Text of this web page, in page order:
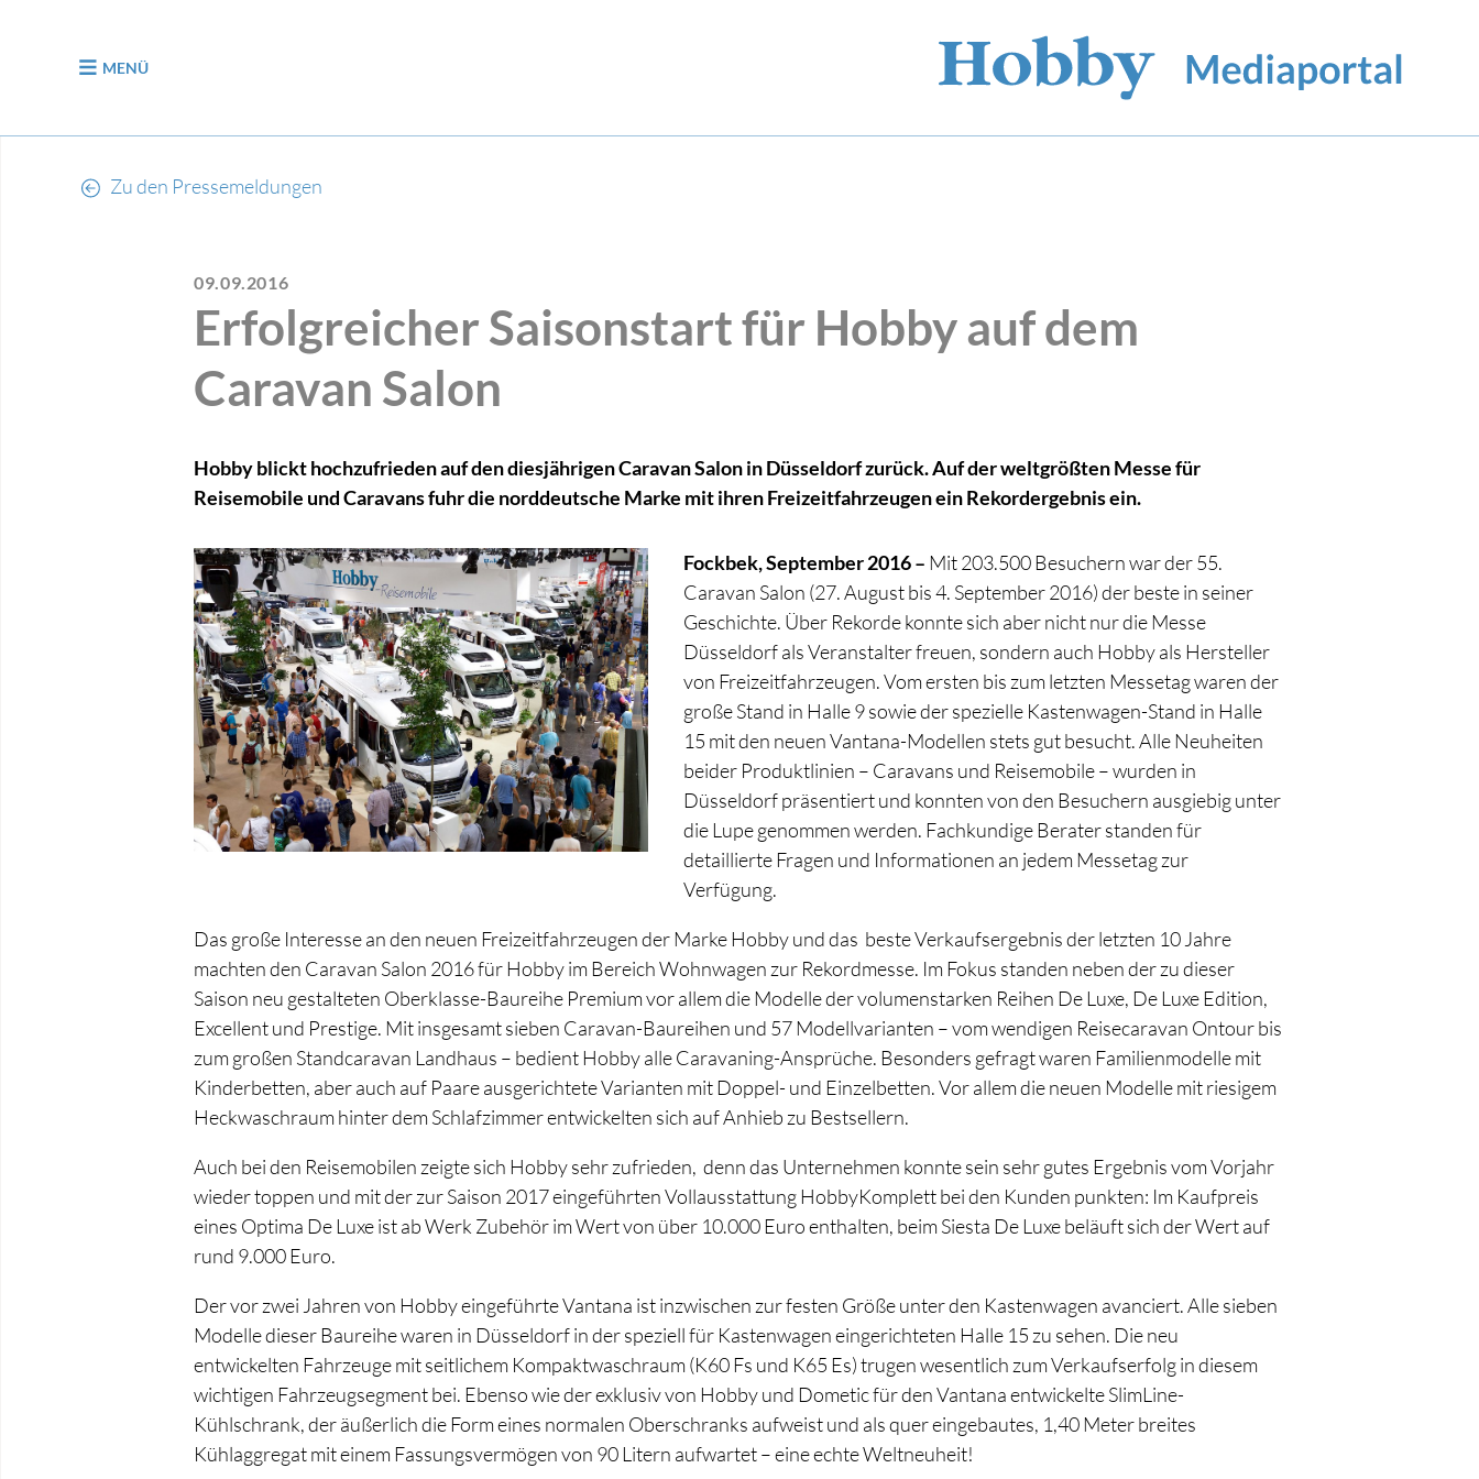
MENÜ
Zu den Pressemeldungen
09.09.2016
Erfolgreicher Saisonstart für Hobby auf dem
Caravan Salon
Hobby blickt hochzufrieden auf den diesjährigen Caravan Salon in Düsseldorf zurück. Auf der weltgrößten Messe für
Reisemobile und Caravans fuhr die norddeutsche Marke mit ihren Freizeitfahrzeugen ein Rekordergebnis ein.
Fockbek, September 2016 – Mit 203.500 Besuchern war der 55.
Caravan Salon (27. August bis 4. September 2016) der beste in seiner
Geschichte. Über Rekorde konnte sich aber nicht nur die Messe
Düsseldorf als Veranstalter freuen, sondern auch Hobby als Hersteller
von Freizeitfahrzeugen. Vom ersten bis zum letzten Messetag waren der
große Stand in Halle 9 sowie der spezielle Kastenwagen-Stand in Halle
15 mit den neuen Vantana-Modellen stets gut besucht. Alle Neuheiten
beider Produktlinien – Caravans und Reisemobile – wurden in
Düsseldorf präsentiert und konnten von den Besuchern ausgiebig unter
die Lupe genommen werden. Fachkundige Berater standen für
detaillierte Fragen und Informationen an jedem Messetag zur
Verfügung.
Das große Interesse an den neuen Freizeitfahrzeugen der Marke Hobby und das beste Verkaufsergebnis der letzten 10 Jahre
machten den Caravan Salon 2016 für Hobby im Bereich Wohnwagen zur Rekordmesse. Im Fokus standen neben der zu dieser
Saison neu gestalteten Oberklasse-Baureihe Premium vor allem die Modelle der volumenstarken Reihen De Luxe, De Luxe Edition,
Excellent und Prestige. Mit insgesamt sieben Caravan-Baureihen und 57 Modellvarianten – vom wendigen Reisecaravan Ontour bis
zum großen Standcaravan Landhaus – bedient Hobby alle Caravaning-Ansprüche. Besonders gefragt waren Familienmodelle mit
Kinderbetten, aber auch auf Paare ausgerichtete Varianten mit Doppel- und Einzelbetten. Vor allem die neuen Modelle mit riesigem
Heckwaschraum hinter dem Schlafzimmer entwickelten sich auf Anhieb zu Bestsellern.
Auch bei den Reisemobilen zeigte sich Hobby sehr zufrieden, denn das Unternehmen konnte sein sehr gutes Ergebnis vom Vorjahr
wieder toppen und mit der zur Saison 2017 eingeführten Vollausstattung HobbyKomplett bei den Kunden punkten: Im Kaufpreis
eines Optima De Luxe ist ab Werk Zubehör im Wert von über 10.000 Euro enthalten, beim Siesta De Luxe beläuft sich der Wert auf
rund 9.000 Euro.
Der vor zwei Jahren von Hobby eingeführte Vantana ist inzwischen zur festen Größe unter den Kastenwagen avanciert. Alle sieben
Modelle dieser Baureihe waren in Düsseldorf in der speziell für Kastenwagen eingerichteten Halle 15 zu sehen. Die neu
entwickelten Fahrzeuge mit seitlichem Kompaktwaschraum (K60 Fs und K65 Es) trugen wesentlich zum Verkaufserfolg in diesem
wichtigen Fahrzeugsegment bei. Ebenso wie der exklusiv von Hobby und Dometic für den Vantana entwickelte SlimLine-
Kühlschrank, der äußerlich die Form eines normalen Oberschranks aufweist und als quer eingebautes, 1,40 Meter breites
Kühlaggregat mit einem Fassungsvermögen von 90 Litern aufwartet – eine echte Weltneuheit!